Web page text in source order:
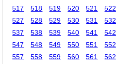
517
518 519 520 521 522
527
528 529 530 531 532
537
538 539 540 541 542
547
548 549 550 551 552
557
558 559 560 561 562